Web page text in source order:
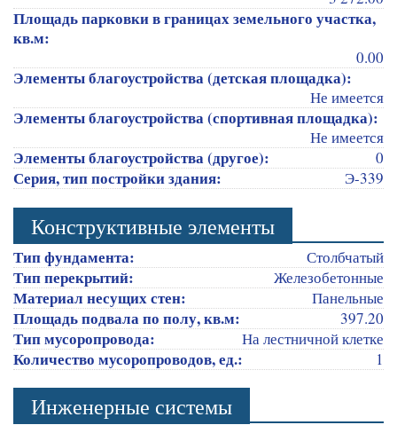
Площадь парковки в границах земельного участка,
кв.м:
0.00
Элементы благоустройства (детская площадка):
Не имеется
Элементы благоустройства (спортивная площадка):
Не имеется
Элементы благоустройства (другое): 0
Серия, тип постройки здания: Э-339
Конструктивные элементы
Тип фундамента: Столбчатый
Тип перекрытий: Железобетонные
Материал несущих стен: Панельные
Площадь подвала по полу, кв.м: 397.20
Тип мусоропровода: На лестничной клетке
Количество мусоропроводов, ед.: 1
Инженерные системы